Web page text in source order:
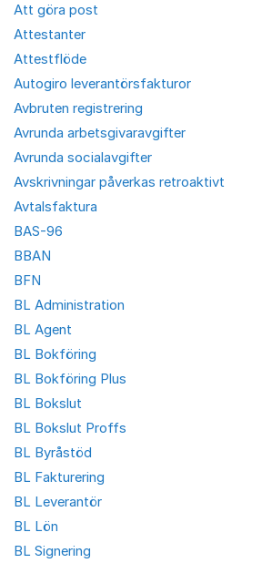
Att göra post
Attestanter
Attestflöde
Autogiro leverantörsfakturor
Avbruten registrering
Avrunda arbetsgivaravgifter
Avrunda socialavgifter
Avskrivningar påverkas retroaktivt
Avtalsfaktura
BAS-96
BBAN
BFN
BL Administration
BL Agent
BL Bokföring
BL Bokföring Plus
BL Bokslut
BL Bokslut Proffs
BL Byråstöd
BL Fakturering
BL Leverantör
BL Lön
BL Signering